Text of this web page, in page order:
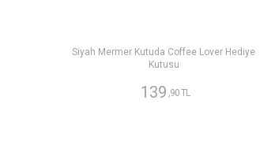
Siyah Mermer Kutuda Coffee Lover Hediye
Kutusu
139 ,90 TL